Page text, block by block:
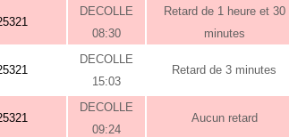
DECOLLE
08:30
Retard de 1 heure et 30
minutes
DECOLLE
15:03
Retard de 3 minutes
DECOLLE
09:24
Aucun retard